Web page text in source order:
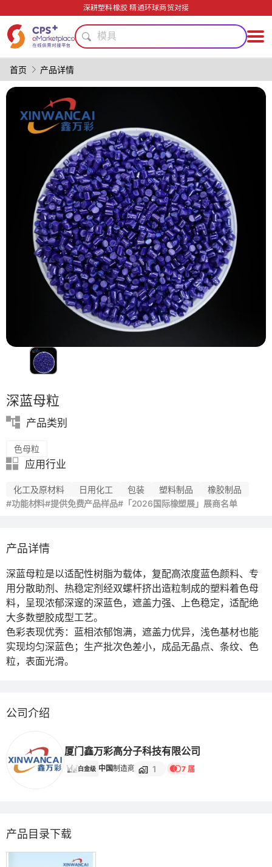
深耕塑料橡胶 精通环球商贸对接
安全包装技术
模具
PVC
PET
PP
阻燃
安全包装技术
模具
PVC
PET
精密注塑
绿色成型方案
高阻隔
功能薄膜
PP
首页 产品详情
深蓝母粒
产品类别
色母粒
应用行业
化工及原材料 日用化工 包装 塑料制品
橡胶制品
#功能材料#提供免费产品样品#「2026国际橡塑展」展商名单
产品详情
深蓝母粒是以适配性树脂为载体，复配高浓度蓝色颜料、专
用分散助剂、热稳定剂经双螺杆挤出造粒制成的塑料着色母
料，呈现浓郁深邃的深蓝色，遮盖力强、上色稳定，适配绝
大多数塑胶成型工艺。
色彩表现优秀：蓝相浓郁饱满，遮盖力优异，浅色基材也能
实现均匀深蓝色；生产批次色差小，成品无晶点、条纹、色
粒，表面光滑。
公司介绍
厦门鑫万彩高分子科技有限公司
白金级 中国制造商 1 7 届
产品目录下载